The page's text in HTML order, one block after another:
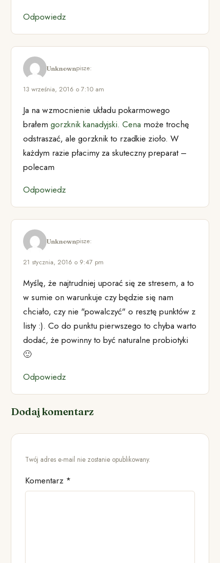
Odpowiedz
Unknownpisze:
13 września, 2016 o 7:10 am
Ja na wzmocnienie układu pokarmowego
brałemgorzknik kanadyjski. Cena może trochę
odstraszać, ale gorzknik to rzadkie zioło. W
każdym razie płacimy za skuteczny preparat –
polecam
Odpowiedz
Unknownpisze:
21 stycznia, 2016 o 9:47 pm
Myślę, że najtrudniej uporać się ze stresem, a to
w sumie on warunkuje czy będzie się nam
chciało, czy nie "powalczyć" o resztę punktów z
listy :). Co do punktu pierwszego to chyba warto
dodać, że powinny to być naturalne probiotyki
🙂
Odpowiedz
Dodaj komentarz
Twój adres e-mail nie zostanie opublikowany.
Komentarz *